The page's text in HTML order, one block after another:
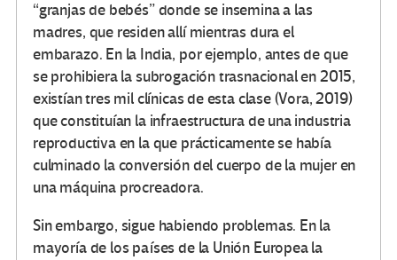
“granjas de bebés” donde se insemina a las
madres, que residen allí mientras dura el
embarazo. En la India, por ejemplo, antes de que
se prohibiera la subrogación trasnacional en 2015,
existían tres mil clínicas de esta clase (Vora, 2019)
que constituían la infraestructura de una industria
reproductiva en la que prácticamente se había
culminado la conversión del cuerpo de la mujer en
una máquina procreadora.
Sin embargo, sigue habiendo problemas. En la
mayoría de los países de la Unión Europea la